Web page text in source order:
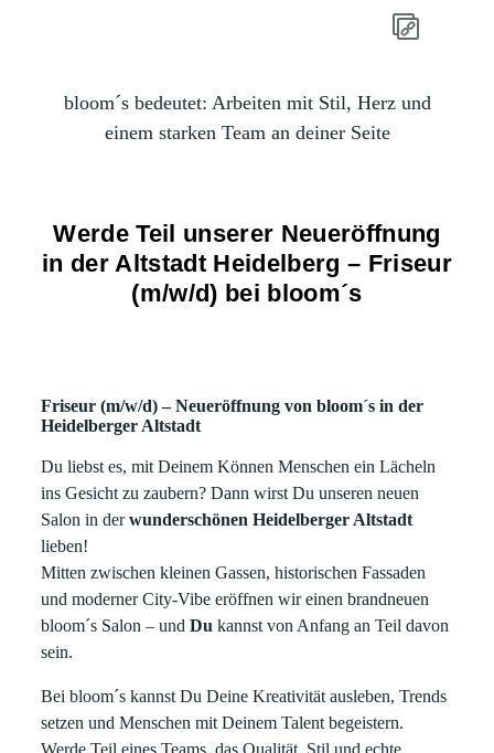
bloom´s bedeutet: Arbeiten mit Stil, Herz und
einem starken Team an deiner Seite
Werde Teil unserer Neueröffnung
in der Altstadt Heidelberg – Friseur
(m/w/d) bei bloom´s
Friseur (m/w/d) – Neueröffnung von bloom´s in der
Heidelberger Altstadt
Du liebst es, mit Deinem Können Menschen ein Lächeln
ins Gesicht zu zaubern? Dann wirst Du unseren neuen
Salon in derwunderschönen Heidelberger Altstadt
lieben!
Mitten zwischen kleinen Gassen, historischen Fassaden
und moderner City‑Vibe eröffnen wir einen brandneuen
bloom´s Salon – undDu kannst von Anfang an Teil davon
sein.
Bei bloom´s kannst Du Deine Kreativität ausleben, Trends
setzen und Menschen mit Deinem Talent begeistern.
Werde Teil eines Teams, das Qualität, Stil und echte